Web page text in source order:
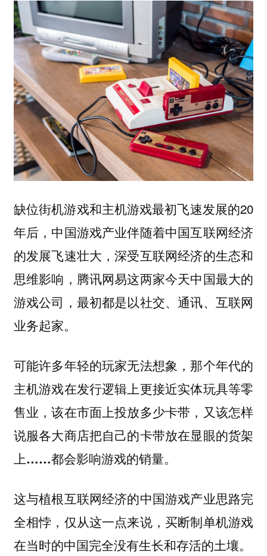
缺位街机游戏和主机游戏最初飞速发展的20
年后，中国游戏产业伴随着中国互联网经济
的发展飞速壮大，深受互联网经济的生态和
思维影响，腾讯网易这两家今天中国最大的
游戏公司，最初都是以社交、通讯、互联网
业务起家。
可能许多年轻的玩家无法想象，那个年代的
主机游戏在发行逻辑上更接近实体玩具等零
售业，该在市面上投放多少卡带，又该怎样
说服各大商店把自己的卡带放在显眼的货架
上……都会影响游戏的销量。
这与植根互联网经济的中国游戏产业思路完
全相悖，仅从这一点来说，买断制单机游戏
在当时的中国完全没有生长和存活的土壤。